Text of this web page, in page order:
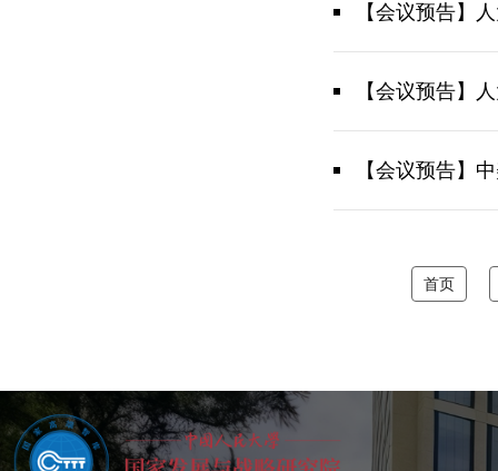
【会议预告】
【会议预告】
【会议预告】
首页